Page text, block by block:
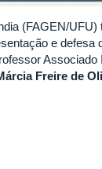
(FAGEN/UFU)
e defesa
Associado
Freire de